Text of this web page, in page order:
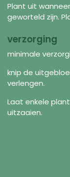
Plant uit
geworteld zijn.
verzorging
minimale
knip de
verlengen.
Laat enkele
uitzaaien.